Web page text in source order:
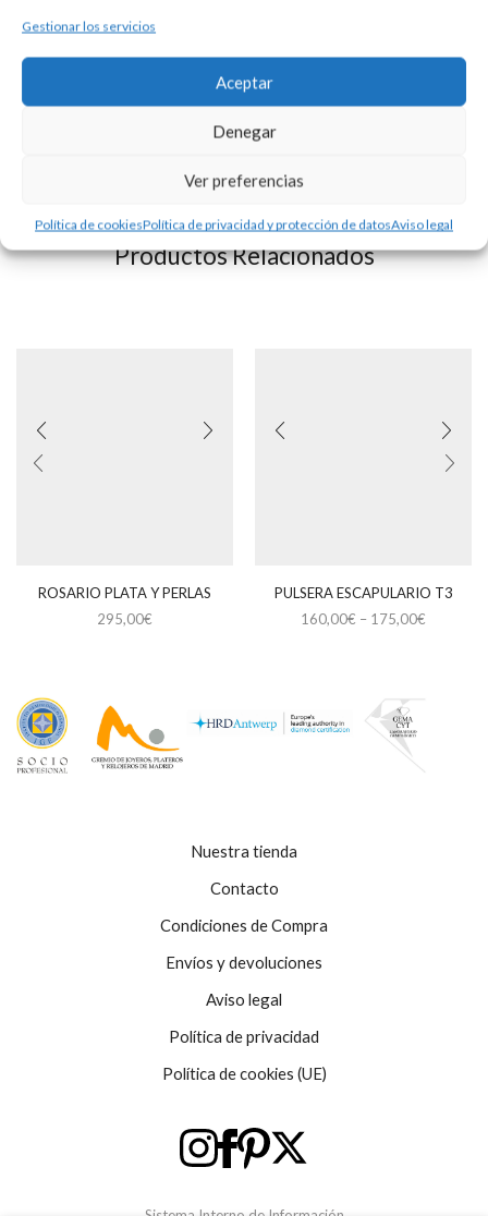
Gestionar los servicios
Aceptar
Denegar
Ver preferencias
Política de cookiesPolítica de privacidad y protección de datosAviso legal
Tríptico de plata 925, de estilo románico, con representación
de la Adoración del Niño Jesús.
Consultar precio y disponibilidad.
Productos Relacionados
ROSARIO PLATA Y PERLAS
295,00€
PULSERA ESCAPULARIO T3
160,00€ – 175,00€
múltiples
variantes.
Las
opciones
Nuestra tienda
Contacto
Condiciones de Compra
Envíos y devoluciones
Aviso legal
Política de privacidad
Política de cookies (UE)